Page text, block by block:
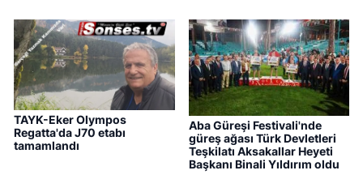
TAYK-Eker Olympos
Regatta'da J70 etabı
tamamlandı
Aba Güreşi Festivali'nde
güreş ağası Türk Devletleri
Teşkilatı Aksakallar Heyeti
Başkanı Binali Yıldırım oldu